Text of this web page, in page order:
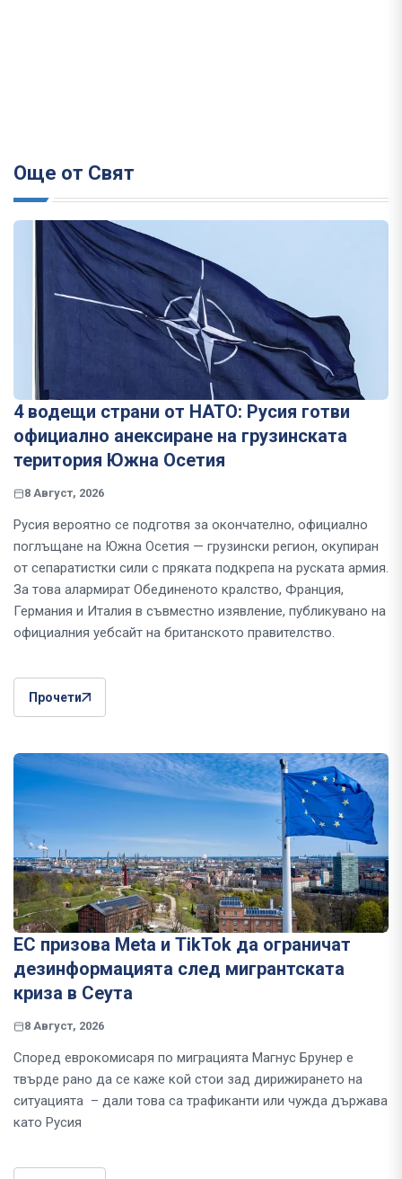
Още от Свят
4 водещи страни от НАТО: Русия готви
официално анексиране на грузинската
територия Южна Осетия
8 Август, 2026
Русия вероятно се подготвя за окончателно, официално
поглъщане на Южна Осетия — грузински регион, окупиран
от сепаратистки сили с пряката подкрепа на руската армия.
За това алармират Обединеното кралство, Франция,
Германия и Италия в съвместно изявление, публикувано на
официалния уебсайт на британското правителство.
Прочети
ЕС призова Meta и TikTok да ограничат
дезинформацията след мигрантската
криза в Сеута
8 Август, 2026
Според еврокомисаря по миграцията Магнус Брунер е
твърде рано да се каже кой стои зад дирижирането на
ситуацията – дали това са трафиканти или чужда държава
като Русия